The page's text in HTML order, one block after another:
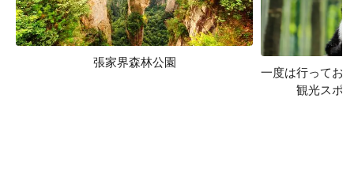
張家界森林公園
一度は行ってお
観光スポ